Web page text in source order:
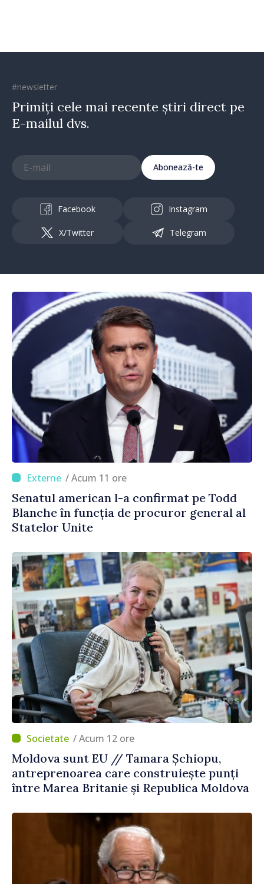
#newsletter
Primiți cele mai recente știri direct pe
E-mailul dvs.
Abonează-te
Facebook Instagram
X/Twitter Telegram
/ Acum 11 ore
Senatul american l-a confirmat pe Todd
Blanche în funcția de procuror general al
Statelor Unite
/ Acum 12 ore
Moldova sunt EU // Tamara Șchiopu,
antreprenoarea care construiește punți
între Marea Britanie și Republica Moldova